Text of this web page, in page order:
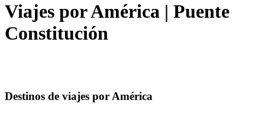
Viajes por América | Puente
Constitución
Destinos de viajes por América